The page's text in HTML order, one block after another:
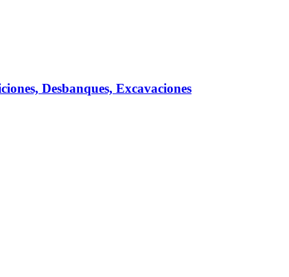
Desbanques, Excavaciones